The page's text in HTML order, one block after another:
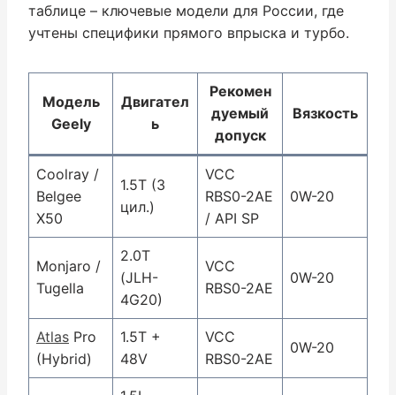
таблице – ключевые модели для России, где
учтены специфики прямого впрыска и турбо.
Модель
Geely
Двигател
ь
Рекомен
дуемый
допуск
Вязкость
Coolray /
Belgee
X50
1.5T (3
цил.)
VCC
RBS0-2AE
/ API SP
0W-20
Monjaro /
Tugella
2.0T
(JLH-
4G20)
VCC
RBS0-2AE
0W-20
Atlas Pro
(Hybrid)
1.5T +
48V
VCC
RBS0-2AE
0W-20